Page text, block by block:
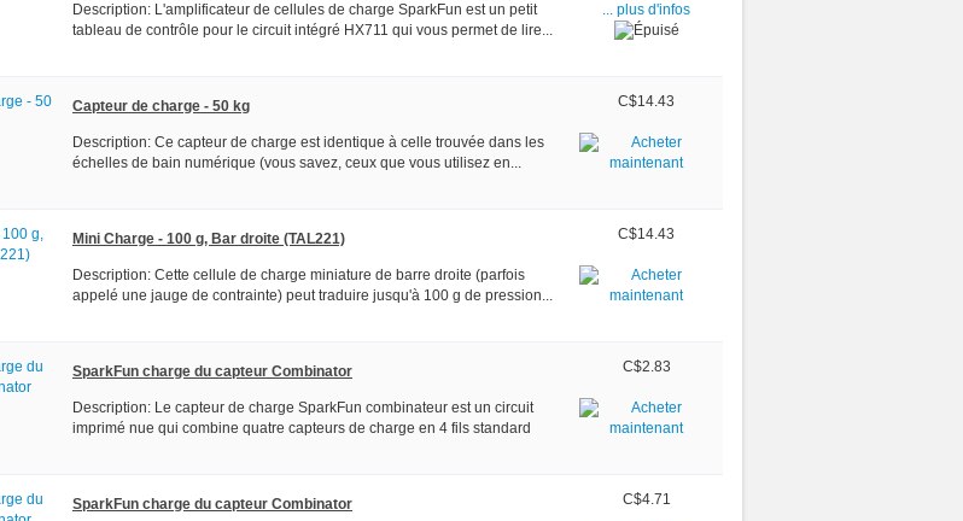
Description: L'amplificateur de cellules de charge SparkFun est un petit
tableau de contrôle pour le circuit intégré HX711 qui vous permet de lire...
... plus d'infos
Capteur de charge - 50 kg
Description: Ce capteur de charge est identique à celle trouvée dans les
échelles de bain numérique (vous savez, ceux que vous utilisez en...
C$14.43
Mini Charge - 100 g, Bar droite (TAL221)
Description: Cette cellule de charge miniature de barre droite (parfois
appelé une jauge de contrainte) peut traduire jusqu'à 100 g de pression...
C$14.43
SparkFun charge du capteur Combinator
Description: Le capteur de charge SparkFun combinateur est un circuit
imprimé nue qui combine quatre capteurs de charge en 4 fils standard
C$2.83
SparkFun charge du capteur Combinator C$4.71